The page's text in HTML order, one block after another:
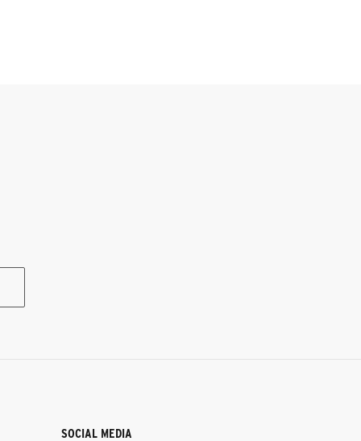
SOCIAL MEDIA